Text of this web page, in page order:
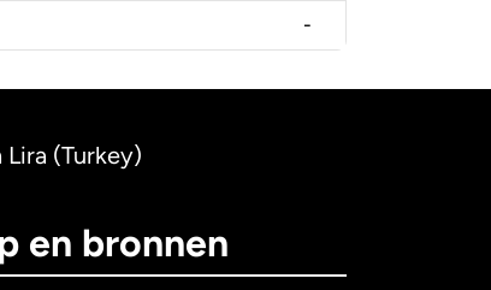
-
(Turkey)
en bronnen